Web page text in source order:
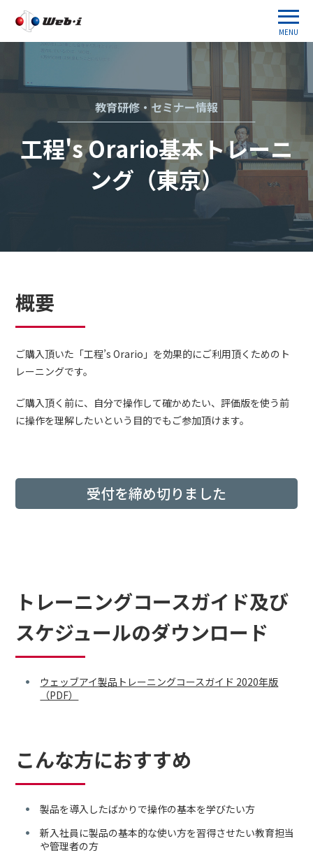
MENU
教育研修・セミナー情報
工程's Orario基本トレーニ
ング（東京）
概要
ご購入頂いた「工程’s Orario」を効果的にご利用頂くためのト
レーニングです。
ご購入頂く前に、自分で操作して確かめたい、評価版を使う前
に操作を理解したいという目的でもご参加頂けます。
受付を締め切りました
トレーニングコースガイド及び
スケジュールのダウンロード
ウェッブアイ製品トレーニングコースガイド 2020年版
（PDF）
こんな方におすすめ
製品を導入したばかりで操作の基本を学びたい方
新入社員に製品の基本的な使い方を習得させたい教育担当
や管理者の方